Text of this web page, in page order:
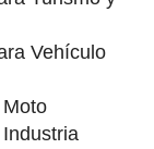
Vehículo